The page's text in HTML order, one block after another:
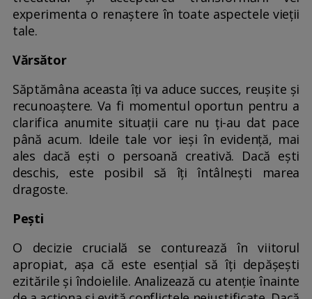
experimenta o renaștere în toate aspectele vieții
tale.
Vărsător
Săptămâna aceasta îți va aduce succes, reușite și
recunoaștere. Va fi momentul oportun pentru a
clarifica anumite situații care nu ți-au dat pace
până acum. Ideile tale vor ieși în evidență, mai
ales dacă ești o persoană creativă. Dacă ești
deschis, este posibil să îți întâlnești marea
dragoste.
Pești
O decizie crucială se conturează în viitorul
apropiat, așa că este esențial să îți depășești
ezitările și îndoielile. Analizează cu atenție înainte